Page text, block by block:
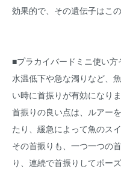
効果的で、その遺伝子はこ
■プラカイバードミニ使い方
水温低下や急な濁りなど、
い時に首振りが有効になりま
首振りの良い点は、ルアー
たり、緩急によって魚のス
その首振りも、一つ一つの
り、連続で首振りしてポー